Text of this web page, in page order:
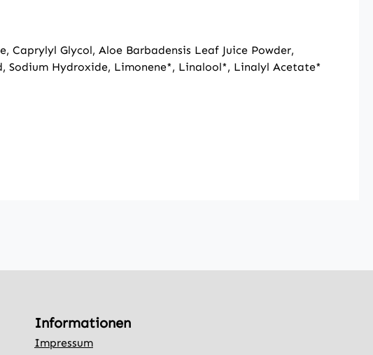
Caprylyl Glycol, Aloe Barbadensis Leaf Juice Powder,
Sodium Hydroxide, Limonene*, Linalool*, Linalyl Acetate*
Informationen
Impressum